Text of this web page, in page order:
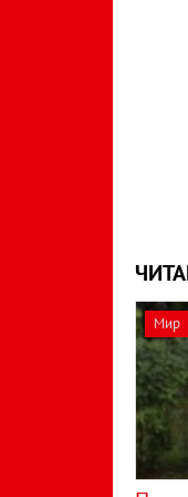
Мир